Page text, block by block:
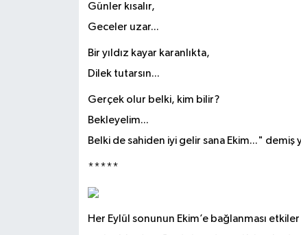
Günler kısalır,
Geceler uzar...
Bir yıldız kayar karanlıkta,
Dilek tutarsın...
Gerçek olur belki, kim bilir?
Bekleyelim...
Belki de sahiden iyi gelir sana Ekim..." demiş
*****
Her Eylül sonunun Ekim’e bağlanması